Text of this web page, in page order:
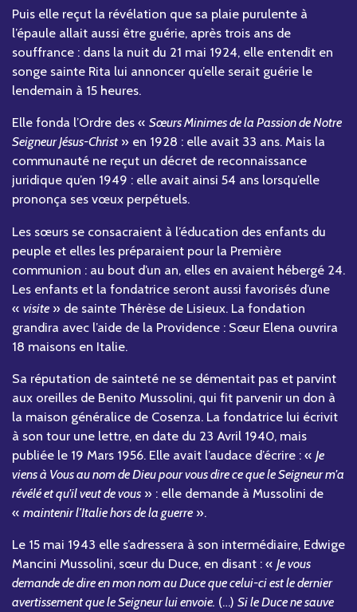
Puis elle reçut la révélation que sa plaie purulente à
l’épaule allait aussi être guérie, après trois ans de
souffrance : dans la nuit du 21 mai 1924, elle entendit en
songe sainte Rita lui annoncer qu’elle serait guérie le
lendemain à 15 heures.
Elle fonda l’Ordre des « Sœurs Minimes de la Passion de Notre
Seigneur Jésus-Christ» en 1928 : elle avait 33 ans. Mais la
communauté ne reçut un décret de reconnaissance
juridique qu’en 1949 : elle avait ainsi 54 ans lorsqu’elle
prononça ses vœux perpétuels.
Les sœurs se consacraient à l’éducation des enfants du
peuple et elles les préparaient pour la Première
communion : au bout d’un an, elles en avaient hébergé 24.
Les enfants et la fondatrice seront aussi favorisés d’une
« visite » de sainte Thérèse de Lisieux. La fondation
grandira avec l’aide de la Providence : Sœur Elena ouvrira
18 maisons en Italie.
Sa réputation de sainteté ne se démentait pas et parvint
aux oreilles de Benito Mussolini, qui fit parvenir un don à
la maison généralice de Cosenza. La fondatrice lui écrivit
à son tour une lettre, en date du 23 Avril 1940, mais
publiée le 19 Mars 1956. Elle avait l’audace d’écrire : « Je
viens à Vous au nom de Dieu pour vous dire ce que le Seigneur m'a
révélé et qu'il veut de vous » : elle demande à Mussolini de
« maintenir l’Italie hors de la guerre ».
Le 15 mai 1943 elle s’adressera à son intermédiaire, Edwige
Mancini Mussolini, sœur du Duce, en disant : « Je vous
demande de dire en mon nom au Duce que celui-ci est le dernier
avertissement que le Seigneur lui envoie. (…) Si le Duce ne sauve